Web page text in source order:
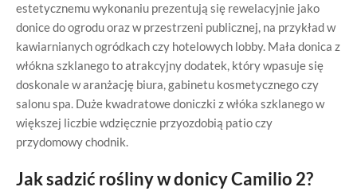
estetycznemu wykonaniu prezentują się rewelacyjnie jako
donice do ogrodu oraz w przestrzeni publicznej, na przykład w
kawiarnianych ogródkach czy hotelowych lobby. Mała donica z
włókna szklanego to atrakcyjny dodatek, który wpasuje się
doskonale w aranżację biura, gabinetu kosmetycznego czy
salonu spa. Duże kwadratowe doniczki z włóka szklanego w
większej liczbie wdzięcznie przyozdobią patio czy
przydomowy chodnik.
Jak sadzić rośliny w donicy Camilio 2?